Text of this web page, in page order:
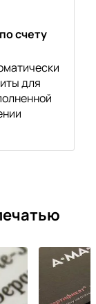
счету
для